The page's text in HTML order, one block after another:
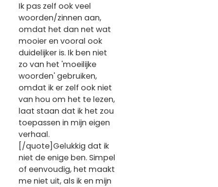
Ik pas zelf ook veel
woorden/zinnen aan,
omdat het dan net wat
mooier en vooral ook
duidelijker is. Ik ben niet
zo van het 'moeilijke
woorden' gebruiken,
omdat ik er zelf ook niet
van hou om het te lezen,
laat staan dat ik het zou
toepassen in mijn eigen
verhaal.
[/quote]Gelukkig dat ik
niet de enige ben. Simpel
of eenvoudig, het maakt
me niet uit, als ik en mijn